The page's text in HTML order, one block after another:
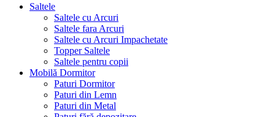
Saltele
Saltele cu Arcuri
Saltele fara Arcuri
Saltele cu Arcuri Impachetate
Topper Saltele
Saltele pentru copii
Mobilă Dormitor
Paturi Dormitor
Paturi din Lemn
Paturi din Metal